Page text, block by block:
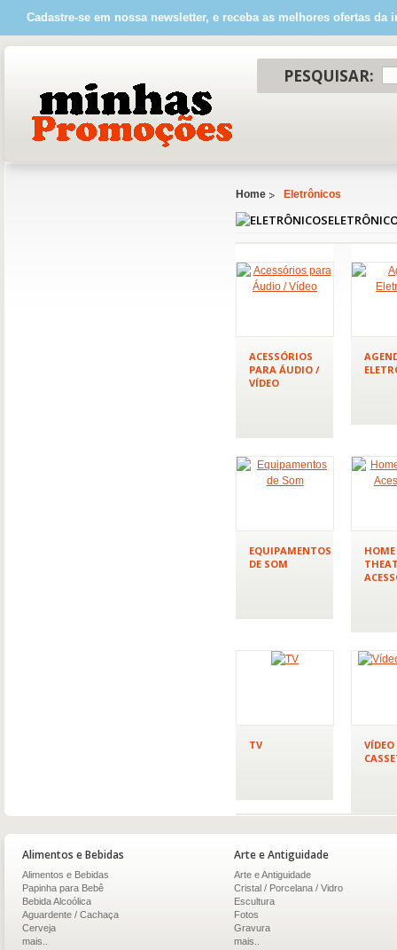
Cadastre-se em nossa newsletter, e receba as melhores ofertas da
PESQUISAR:
Home Eletrônicos
ACESSÓRIOS
PARA ÁUDIO /
VÍDEO
EQUIPAMENTOS
DE SOM
HOME
TV
VÍDEO
Alimentos e Bebidas
Alimentos e Bebidas
Papinha para Bebê
Bebida Alcoólica
Aguardente / Cachaça
Cerveja
mais..
Arte e Antiguidade
Arte e Antiguidade
Cristal / Porcelana / Vidro
Escultura
Fotos
Gravura
mais..